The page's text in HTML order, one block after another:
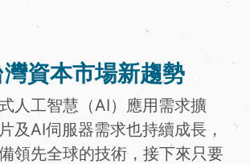
資本市場新趨勢
人工智慧（AI）應用需求擴
及AI伺服器需求也持續成長，
領先全球的技術，接下來只要